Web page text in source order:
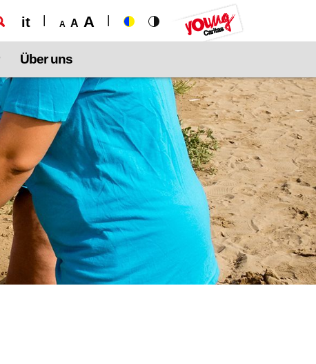
it A A A
Über uns